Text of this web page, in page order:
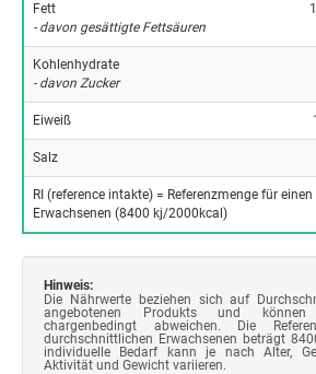
Fett
- davon gesättigte Fettsäuren
Kohlenhydrate
- davon Zucker
Eiweiß
Salz
RI (reference intakte) = Referenzmenge für
Erwachsenen (8400 kj/2000kcal)
Hinweis:
Die Nährwerte beziehen sich auf
angebotenen Produkts und
chargenbedingt abweichen. Die
durchschnittlichen Erwachsenen beträgt
individuelle Bedarf kann je nach Alter,
Aktivität und Gewicht variieren.